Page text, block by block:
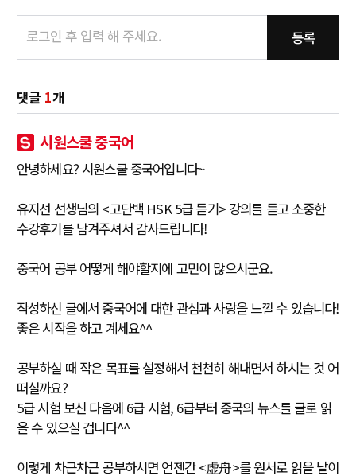
등록
댓글 1개
시원스쿨 중국어
안녕하세요? 시원스쿨 중국어입니다~
유지선 선생님의 <고단백 HSK 5급 듣기> 강의를 듣고 소중한
수강후기를 남겨주셔서 감사드립니다!
중국어 공부 어떻게 해야할지에 고민이 많으시군요.
작성하신 글에서 중국어에 대한 관심과 사랑을 느낄 수 있습니다!
좋은 시작을 하고 계세요^^
공부하실 때 작은 목표를 설정해서 천천히 해내면서 하시는 것 어
떠실까요?
5급 시험 보신 다음에 6급 시험, 6급부터 중국의 뉴스를 글로 읽
을 수 있으실 겁니다^^
이렇게 차근차근 공부하시면 언젠간 <虚舟>를 원서로 읽을 날이